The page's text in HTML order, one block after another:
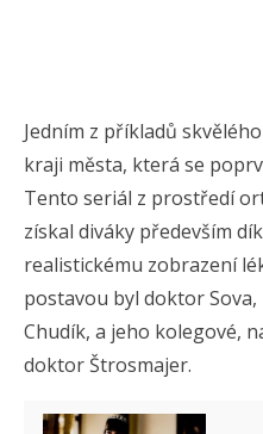
Jedním z příkladů
kraji města, která se
Tento seriál z prostředí
získal diváky především
realistickému zobrazení
postavou byl doktor
Chudík, a jeho kolegové,
doktor Štrosmajer.